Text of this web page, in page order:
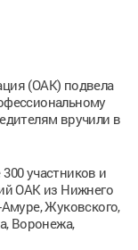
(ОАК) подвела
вручили в
участников и
ОАК из Нижнего
Жуковского,
Воронежа,